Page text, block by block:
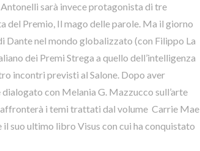
sarà invece protagonista di tre
del Premio, Il mago delle parole. Ma il giorno
Dante nel mondo globalizzato (con Filippo La
dei Premi Strega a quello dell’intelligenza
incontri previsti al Salone. Dopo aver
con Melania G. Mazzucco sull’arte
i temi trattati dal volume Carrie Mae
suo ultimo libro Visus con cui ha conquistato